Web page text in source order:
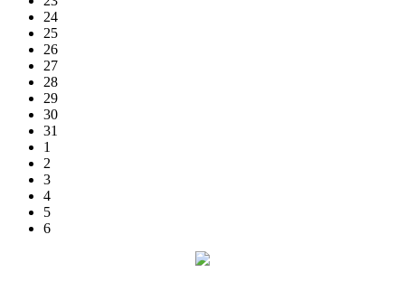
24
25
26
27
28
29
30
31
1
2
3
4
5
6